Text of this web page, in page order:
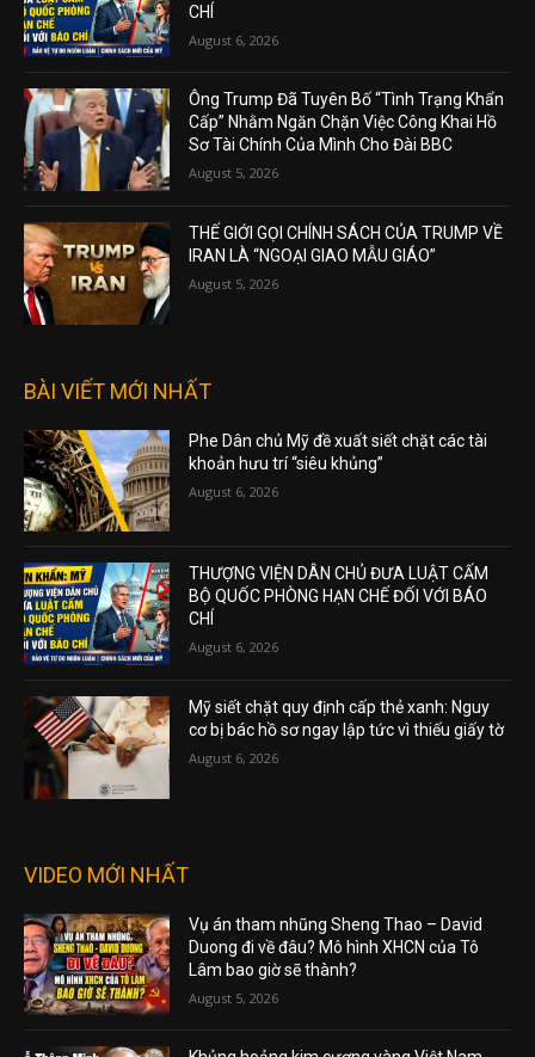
CHÍ
August 6, 2026
Ông Trump Đã Tuyên Bố “Tình Trạng Khẩn
Cấp” Nhằm Ngăn Chặn Việc Công Khai Hồ
Sơ Tài Chính Của Mình Cho Đài BBC
August 5, 2026
THẾ GIỚI GỌI CHÍNH SÁCH CỦA TRUMP VỀ
IRAN LÀ “NGOẠI GIAO MẪU GIÁO”
August 5, 2026
BÀI VIẾT MỚI NHẤT
Phe Dân chủ Mỹ đề xuất siết chặt các tài
khoản hưu trí “siêu khủng”
August 6, 2026
THƯỢNG VIỆN DÂN CHỦ ĐƯA LUẬT CẤM
BỘ QUỐC PHÒNG HẠN CHẾ ĐỐI VỚI BÁO
CHÍ
August 6, 2026
Mỹ siết chặt quy định cấp thẻ xanh: Nguy
cơ bị bác hồ sơ ngay lập tức vì thiếu giấy tờ
August 6, 2026
VIDEO MỚI NHẤT
Vụ án tham nhũng Sheng Thao – David
Duong đi về đâu? Mô hình XHCN của Tô
Lâm bao giờ sẽ thành?
August 5, 2026